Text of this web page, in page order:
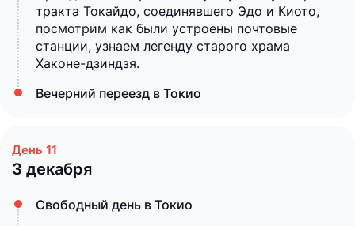
тракта Токайдо, соединявшего Эдо и Киото,
посмотрим как были устроены почтовые
станции, узнаем легенду старого храма
Хаконе-дзиндзя.
Вечерний переезд в Токио
3 декабря
Свободный день в Токио